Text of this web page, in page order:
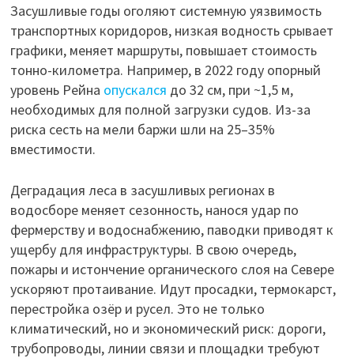
Засушливые годы оголяют системную уязвимость
транспортных коридоров, низкая водность срывает
графики, меняет маршруты, повышает стоимость
тонно-километра. Например, в 2022 году опорный
уровень Рейна опускался до 32 см, при ~1,5 м,
необходимых для полной загрузки судов. Из-за
риска сесть на мели баржи шли на 25–35%
вместимости.
Деградация леса в засушливых регионах в
водосборе меняет сезонность, нанося удар по
фермерству и водоснабжению, паводки приводят к
ущербу для инфраструктуры. В свою очередь,
пожары и истончение органического слоя на Севере
ускоряют протаивание. Идут просадки, термокарст,
перестройка озёр и русел. Это не только
климатический, но и экономический риск: дороги,
трубопроводы, линии связи и площадки требуют